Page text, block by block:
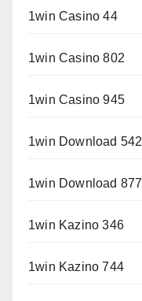
1win Casino 44
1win Casino 802
1win Casino 945
1win Download 542
1win Download 877
1win Kazino 346
1win Kazino 744